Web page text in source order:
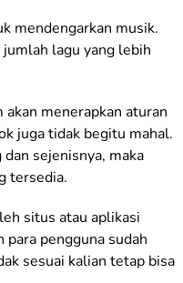
mendengarkan musik.
lagu yang lebih
menerapkan aturan
juga tidak begitu mahal.
sejenisnya, maka
tersedia.
situs atau aplikasi
pengguna sudah
sesuai kalian tetap bisa